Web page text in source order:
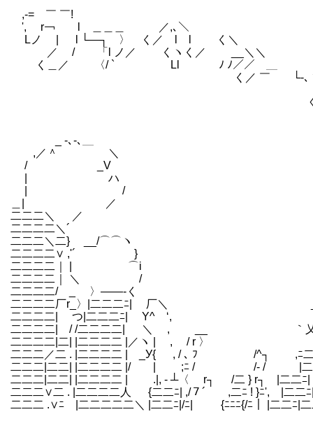
,-= ￣ ￣!
', r￢ l ＿＿＿ ／,
Lノ | l └―┐ 〉 く／ l l く
／ / 「l ノ／ くヽく／ __＼＼
く＿／ 〈/ ` Ll ﾉ ﾉ／／ ＿
く／ ￣ └-､ヽ ＿＿
〈ﾉ
_ -､-､＿ ／
,／＾ ＼
/ _V 〈 r
| ハ 〉-′
| / { ／二
＿| ／ ｀¨¨`ー―┤ﾆ
二二二＼ ／ |二
二二二二＼´ , -- ､
二二二＼二} __/⌒⌒ヽ /| Ｌ
二二二二∨ ,'´ } ∧ヽ, '´￣ |二
二二二二｜ | ⌒i ゝ_〈__ﾉ
二二二二｜ ＼ / └-く
二二二二/ _ 〉――‐く `
二二二二厂r_〉|二二二ﾆ| 厂＼ _〈
二二二二| つ|二二二ﾆ| Y^ ‘, ｛-
二二二二| / /二二二二| ＼ , __ ｀乂
二二二二|二| |二二二二 |／ヽ | , / r 〉 |二
二二二／二 . |二二二二 | _У{ , / ､ ﾌ /^┐ ,ﾆ二∧
二二二|二二| |二二二二 |/ | ;ﾆ / /- / |二二ﾆ|
二二二|二二| |二二二二 | .|, - ┴〈 r┐ /二 } r┐ |二二ﾆ|
二二二∨二 . |二二二二人 {二二ﾆ| ,/７´ ,二ﾆ ! }ﾆ', |二二ﾆ|/
二二二 .∨ﾆ |二二二二二＼ |二二ﾆ|/ﾆ| {ﾆﾆﾆ{/ﾆ｜ |二二ﾆ|二